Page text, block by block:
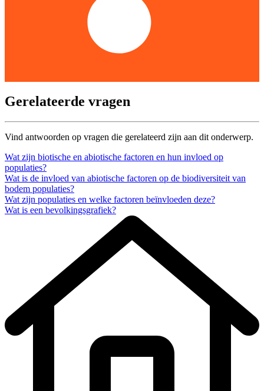
Gerelateerde vragen
Vind antwoorden op vragen die gerelateerd zijn aan dit onderwerp.
Wat zijn biotische en abiotische factoren en hun invloed op
populaties?
Wat is de invloed van abiotische factoren op de biodiversiteit van
bodem populaties?
Wat zijn populaties en welke factoren beïnvloeden deze?
Wat is een bevolkingsgrafiek?